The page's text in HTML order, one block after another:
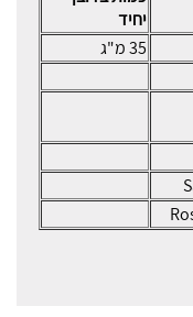
יחיד
35 מ"ג